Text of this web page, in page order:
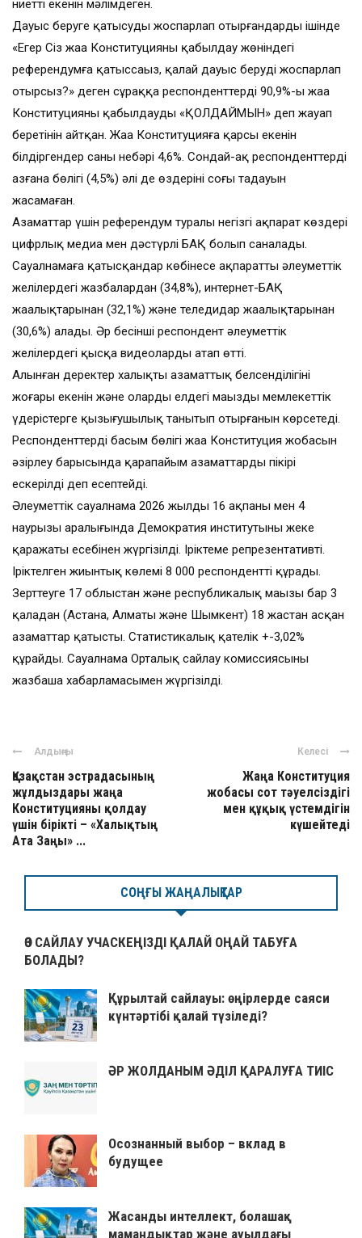
ниетті екенін мәлімдеген.
Дауыс беруге қатысуды жоспарлап отырғандардың ішінде
«Егер Сіз жаңа Конституцияны қабылдау жөніндегі
референдумға қатыссаңыз, қалай дауыс беруді жоспарлап
отырсыз?» деген сұраққа респонденттердің 90,9%-ы жаңа
Конституцияны қабылдауды «ҚОЛДАЙМЫН» деп жауап
беретінін айтқан. Жаңа Конституцияға қарсы екенін
білдіргендер саны небәрі 4,6%. Сондай-ақ респонденттердің
азғана бөлігі (4,5%) әлі де өздерінің соңғы таңдауын
жасамаған.
Азаматтар үшін референдум туралы негізгі ақпарат көздері
цифрлық медиа мен дәстүрлі БАҚ болып саналады.
Сауалнамаға қатысқандар көбінесе ақпаратты әлеуметтік
желілердегі жазбалардан (34,8%), интернет-БАҚ
жаңалықтарынан (32,1%) және теледидар жаңалықтарынан
(30,6%) алады. Әр бесінші респондент әлеуметтік
желілердегі қысқа видеоларды атап өтті.
Алынған деректер халықтың азаматтық белсенділігінің
жоғары екенін және олардың елдегі маңызды мемлекеттік
үдерістерге қызығушылық танытып отырғанын көрсетеді.
Респонденттердің басым бөлігі жаңа Конституция жобасын
әзірлеу барысында қарапайым азаматтардың пікірі
ескерілді деп есептейді.
Әлеуметтік сауалнама 2026 жылдың 16 ақпаны мен 4
наурызы аралығында Демократия институтының жеке
қаражаты есебінен жүргізілді. Іріктеме репрезентативті.
Іріктелген жиынтық көлемі 8 000 респондентті құрады.
Зерттеуге 17 облыстан және республикалық маңызы бар 3
қаладан (Астана, Алматы және Шымкент) 18 жастан асқан
азаматтар қатысты. Статистикалық қателік +-3,02%
құрайды. Сауалнама Орталық сайлау комиссиясының
жазбаша хабарламасымен жүргізілді.
Алдыңғы
Қазақстан эстрадасының
жұлдыздары жаңа
Конституцияны қолдау
үшін бірікті – «Халықтың
Ата Заңы» ...
Келесі
Жаңа Конституция
жобасы сот тәуелсіздігі
мен құқық үстемдігін
күшейтеді
СОҢҒЫ ЖАҢАЛЫҚТАР
ӨЗ САЙЛАУ УЧАСКЕҢІЗДІ ҚАЛАЙ ОҢАЙ ТАБУҒА
БОЛАДЫ?
Құрылтай сайлауы: өңірлерде саяси
күнтәртібі қалай түзіледі?
ӘР ЖОЛДАНЫМ ӘДІЛ ҚАРАЛУҒА ТИІС
Осознанный выбор – вклад в
будущее
Жасанды интеллект, болашақ
мамандықтар және ауылдағы